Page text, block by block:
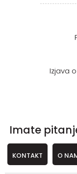
Izjava
Imate
KONTAKT O